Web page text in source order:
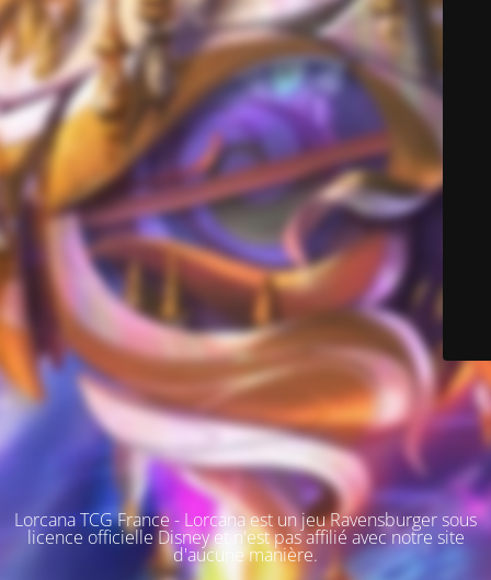
Lorcana TCG France - Lorcana est un jeu Ravensburger sous
licence officielle Disney et n'est pas affilié avec notre site
d'aucune manière.